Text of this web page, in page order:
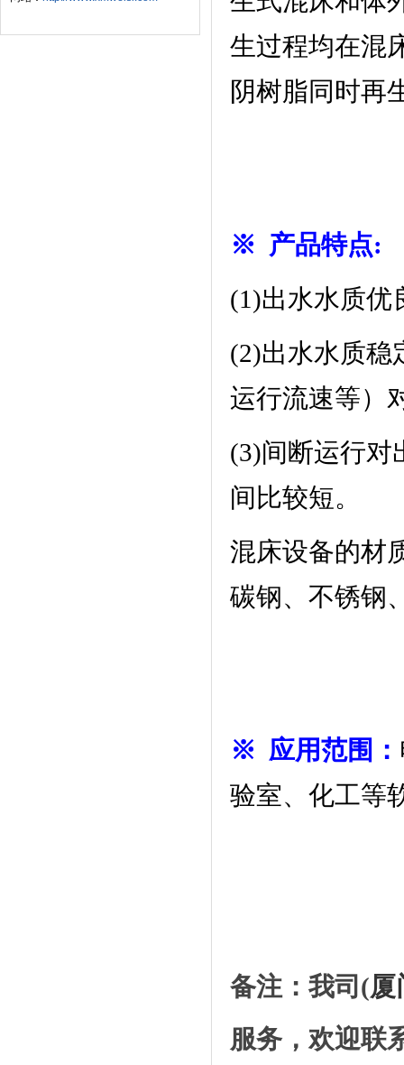
生过程均在混
阴树脂同时再
※ 产品特点:
(1)出水水质优
(2)出水水质稳
运行流速等
(3)间断运行对
间比较短。
混床设备的材
碳钢、不锈钢
※ 应用范围：
验室、化工等
备注：我司(厦
服务，欢迎联